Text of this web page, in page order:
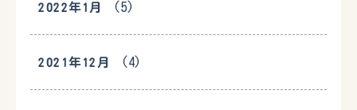
2022年1月 (5)
2021年12月 (4)